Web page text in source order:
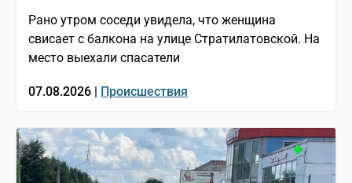
Рано утром соседи увидела, что женщина
свисает с балкона на улице Стратилатовской. На
место выехали спасатели
07.08.2026 | Происшествия